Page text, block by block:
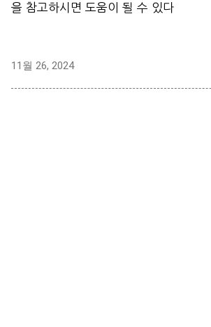
을 참고하시면 도움이 될 수 있다
11월 26, 2024